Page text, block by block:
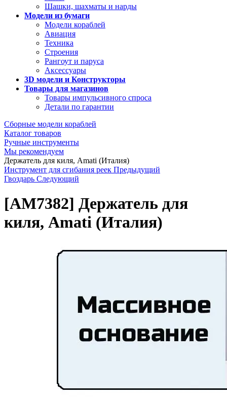
Шашки, шахматы и нарды
Модели из бумаги
Модели кораблей
Авиация
Техника
Строения
Рангоут и паруса
Аксессуары
3D модели и Конструкторы
Товары для магазинов
Товары импульсивного спроса
Детали по гарантии
Сборные модели кораблей
Каталог товаров
Ручные инструменты
Мы рекомендуем
Держатель для киля, Amati (Италия)
Инструмент для сгибания реек Предыдущий
Гвоздарь Следующий
[AM7382] Держатель для
киля, Amati (Италия)